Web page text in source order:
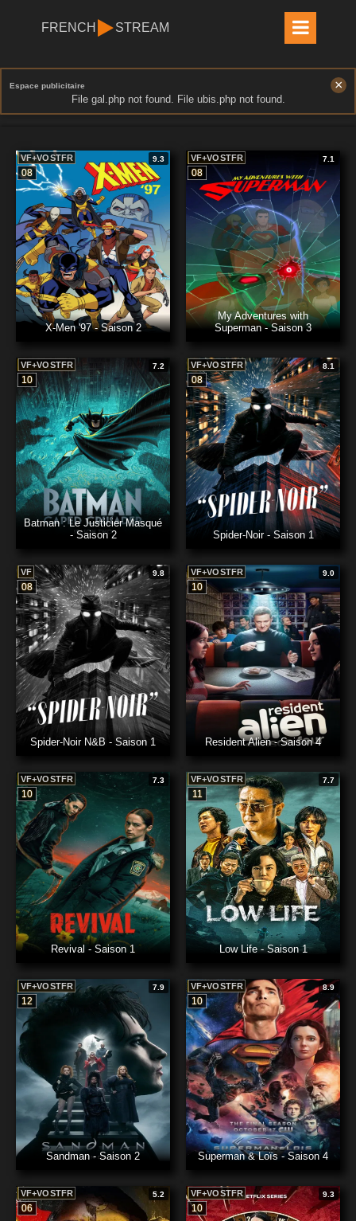
FRENCH STREAM
Espace publicitaire ×
File gal.php not found. File ubis.php not found.
VF+VOSTFR 9.3
08
X-Men '97 - Saison 2
VF+VOSTFR 7.1
08
My Adventures with
Superman - Saison 3
VF+VOSTFR 7.2
10
Batman : Le Justicier Masqué
- Saison 2
VF+VOSTFR 8.1
08
Spider-Noir - Saison 1
VF 9.8
08
Spider-Noir N&B - Saison 1
VF+VOSTFR 9.0
10
Resident Alien - Saison 4
VF+VOSTFR 7.3
10
Revival - Saison 1
VF+VOSTFR 7.7
11
Low Life - Saison 1
VF+VOSTFR 7.9
12
Sandman - Saison 2
VF+VOSTFR 8.9
10
Superman & Loïs - Saison 4
VF+VOSTFR 5.2
06
VF+VOSTFR 9.3
10